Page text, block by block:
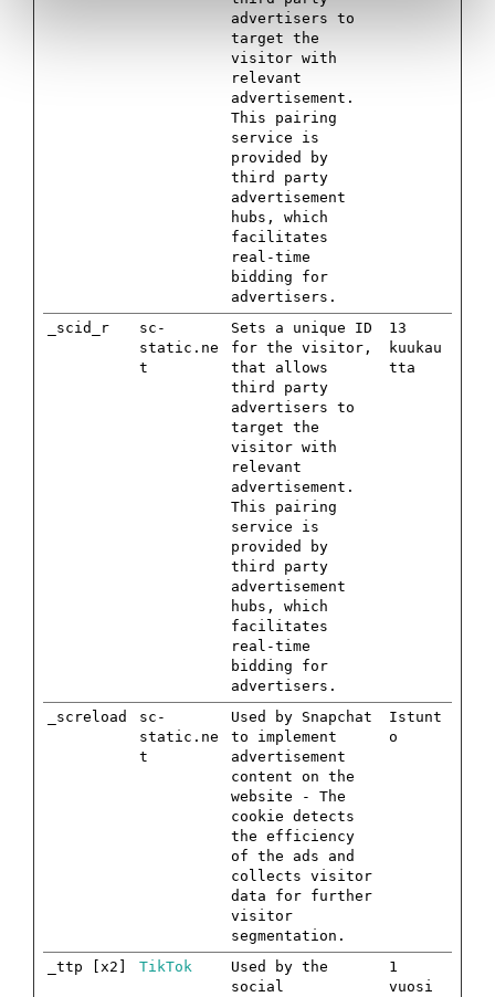
advertisers to
target the
visitor with
relevant
advertisement.
This pairing
service is
provided by
third party
advertisement
hubs, which
facilitates
real-time
bidding for
advertisers.
_scid_r
sc-
static.ne
t
Sets a unique ID
for the visitor,
that allows
third party
advertisers to
target the
visitor with
relevant
advertisement.
This pairing
service is
provided by
third party
advertisement
hubs, which
facilitates
real-time
bidding for
advertisers.
13
kuukau
tta
_screload
sc-
static.ne
t
Used by Snapchat
to implement
advertisement
content on the
website - The
cookie detects
the efficiency
of the ads and
collects visitor
data for further
visitor
segmentation.
Istunt
o
_ttp [x2] TikTok
Used by the
social
1
vuosi